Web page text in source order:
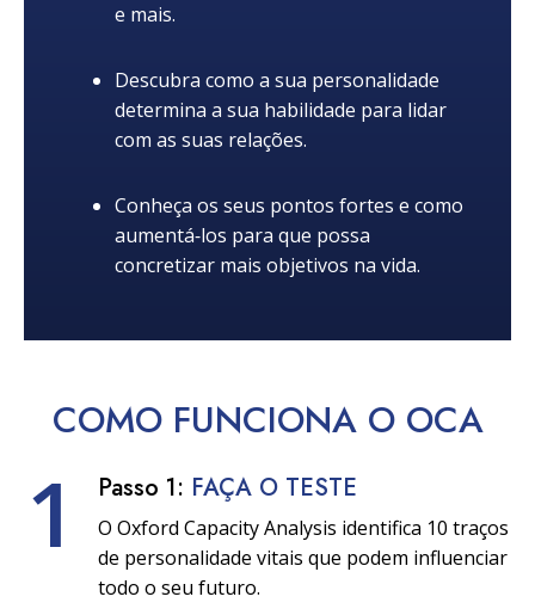
e mais.
Descubra como a sua personalidade
determina a sua habilidade para lidar
com as suas relações.
Conheça os seus pontos fortes e como
aumentá‑los para que possa
concretizar mais objetivos na vida.
COMO FUNCIONAO OCA
1 Passo 1: FAÇA O TESTE
O Oxford Capacity Analysis identifica 10 traços
de personalidade vitais que podem influenciar
todo o seu futuro.